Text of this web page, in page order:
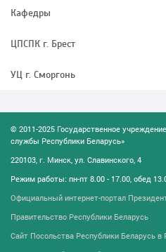
Кафедры
ЦПСПК г. Брест
УЦ г. Сморгонь
© 2011-2025 Государственное
службы Республики Беларусь»
220103, г. Минск, ул. Славинского, 4
Режим работы: пн-пт 8.00 - 17.00, обед
Официальный интернет-портал
Правительство Республики Беларусь
Сайт Посольства Республики Беларусь